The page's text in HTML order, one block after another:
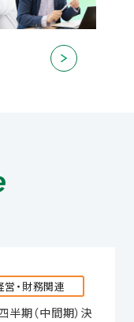
営・財務関連
期（中間期）決